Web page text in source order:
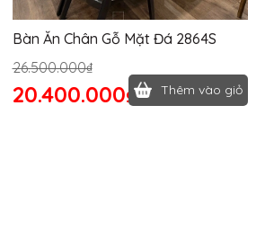
Bàn Ăn Chân Gỗ Mặt Đá 2864S
26.500.000₫
20.400.000₫ Thêm vào giỏ